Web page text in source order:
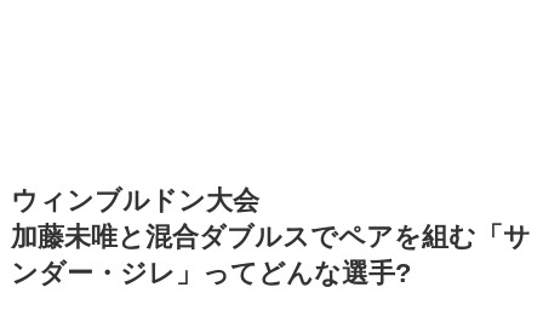
ウィンブルドン大会
加藤未唯と混合ダブルスでペアを組む「サ
ンダー・ジレ」ってどんな選手?